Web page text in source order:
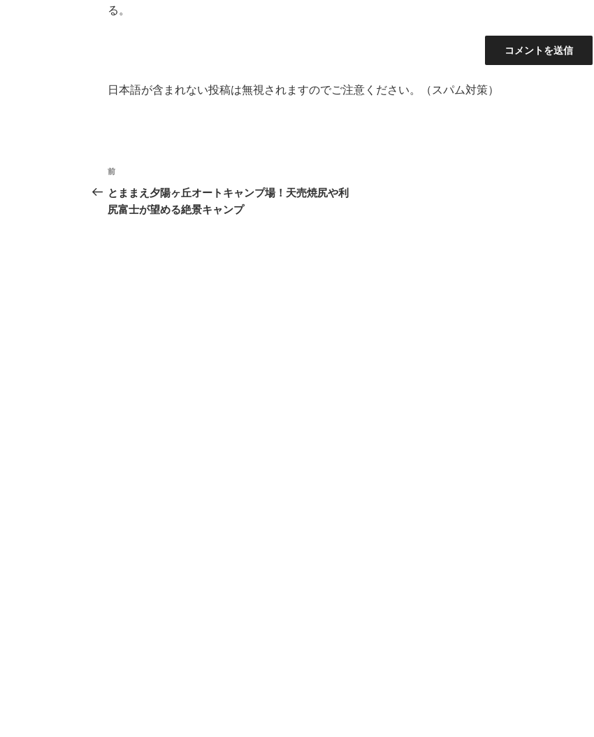
る。
日本語が含まれない投稿は無視されますのでご注意ください。（スパム対策）
投
稿
ナ
前
の
投
前
とままえ夕陽ヶ丘オートキャンプ場！天売焼尻や利
尻富士が望める絶景キャンプ